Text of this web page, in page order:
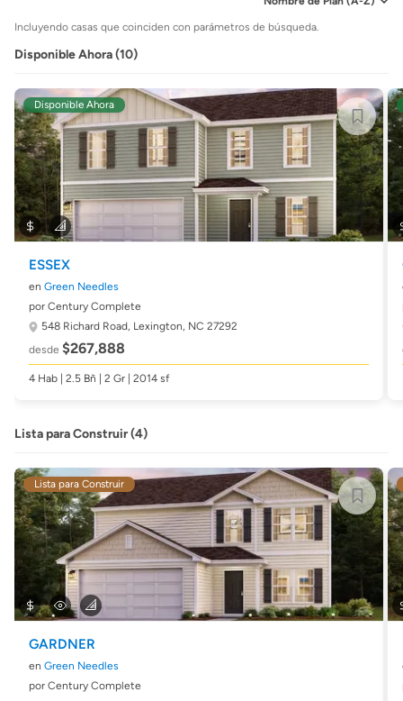
Incluyendo casas que coinciden con parámetros de búsqueda.
Disponible Ahora (10)
Disponible Ahora
ESSEX
en Green Needles
por Century Complete
548 Richard Road, Lexington, NC 27292
desde $267,888
4 Hab | 2.5 Bñ | 2 Gr | 2014 sf
Lista para Construir (4)
Lista para Construir
GARDNER
en Green Needles
por Century Complete